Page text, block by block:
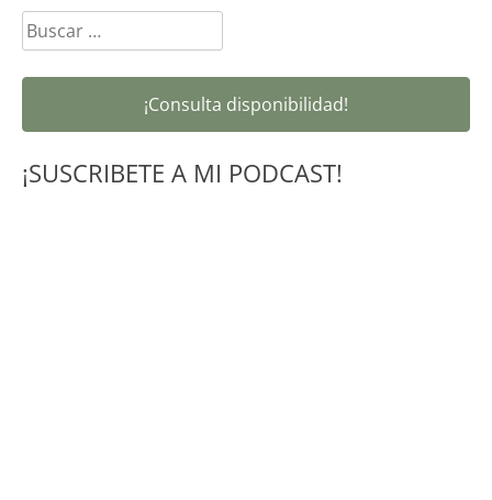
Buscar:
¡Consulta disponibilidad!
¡SUSCRIBETE A MI PODCAST!